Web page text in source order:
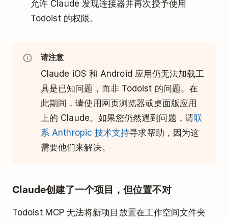
允许 Claude 发现连接器并再次授予使用
Todoist 的权限。
请注意
Claude iOS 和 Android 应用仍无法加载工
具是已知问题，而非 Todoist 的问题。在
此期间，请使用网页浏览器或桌面版应用
上的 Claude。如果您仍然遇到问题，请联
系 Anthropic 技术支持寻求帮助，因为这
需要他们来解决。
Claude创建了一个项目，但位置不对
Todoist MCP 无法将新项目放置在工作空间文件夹